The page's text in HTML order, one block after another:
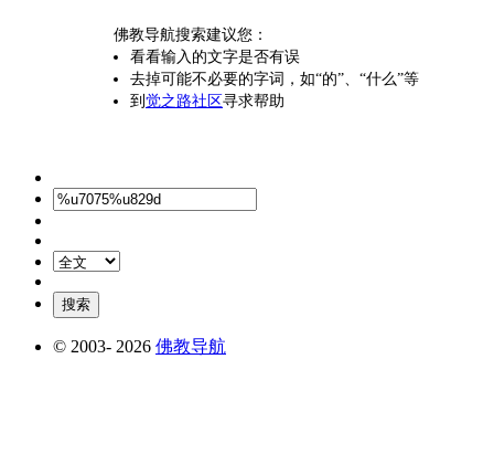
佛教导航搜索建议您：
看看输入的文字是否有误
去掉可能不必要的字词，如“的”、“什么”等
到 觉之路社区寻求帮助
© 2003- 2026 佛教导航